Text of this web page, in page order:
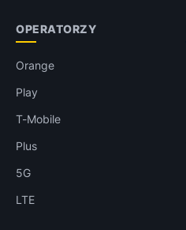
OPERATORZY
Orange
Play
T-Mobile
Plus
5G
LTE